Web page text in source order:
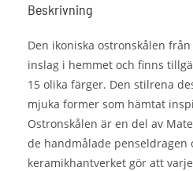
Beskrivning
Den ikoniska ostronskålen
inslag i hemmet och finns
15 olika färger. Den stilrena
mjuka former som hämtat
Ostronskålen är en del av
de handmålade
keramikhantverket gör att